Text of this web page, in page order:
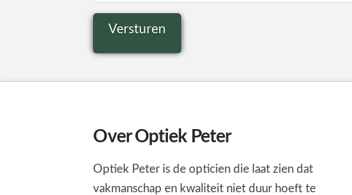
Over Optiek Peter
Optiek Peter is de opticien die laat zien dat
vakmanschap en kwaliteit niet duur hoeft te